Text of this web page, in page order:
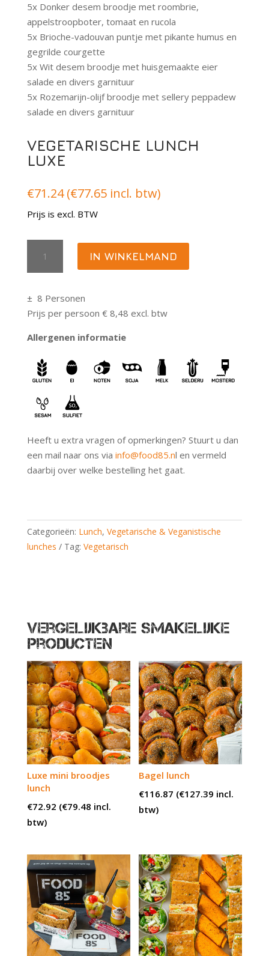
5x Donker desem broodje met roombrie,
appelstroopboter, tomaat en rucola
5x Brioche-vadouvan puntje met pikante humus en
gegrilde courgette
5x Wit desem broodje met huisgemaakte eier
salade en divers garnituur
5x Rozemarijn-olijf broodje met sellery peppadew
salade en divers garnituur
VEGETARISCHE LUNCH
LUXE
€71.24 (€77.65incl. btw)
Prijs is excl. BTW
Vegetarische
lunch
Luxe
IN WINKELMAND
± 8 Personen
Prijs per persoon € 8,48 excl. btw
Allergenen informatie
Heeft u extra vragen of opmerkingen? Stuurt u dan
een mail naar ons via info@food85.nl en vermeld
daarbij over welke bestelling het gaat.
Categorieën: Lunch, Vegetarische & Veganistische
lunches
Tag: Vegetarisch
Vergelijkbare smakelijke
producten
Luxe mini broodjes
lunch
€72.92 (€79.48 incl.
btw)
Bagel lunch
€116.87 (€127.39 incl.
btw)